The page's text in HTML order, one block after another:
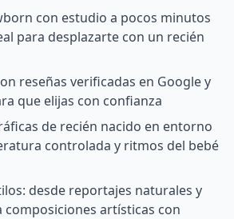
con estudio a pocos minutos
para desplazarte con un recién
reseñas verificadas en Google y
que elijas con confianza
de recién nacido en entorno
controlada y ritmos del bebé
desde reportajes naturales y
composiciones artísticas con